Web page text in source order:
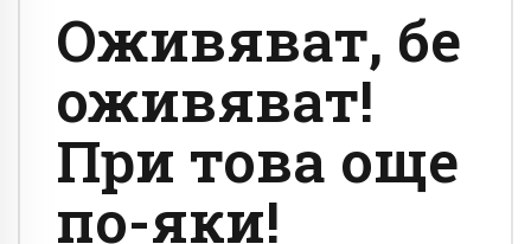
Оживяват, бе
оживяват!
При това още
по-яки!